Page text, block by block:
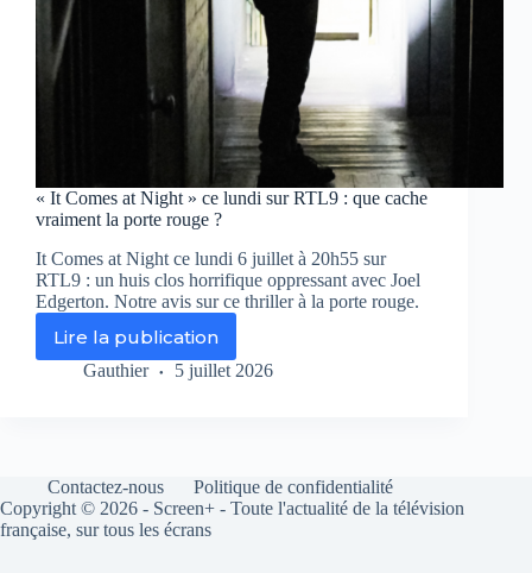
« It Comes at Night » ce lundi sur RTL9 : que cache
vraiment la porte rouge ?
It Comes at Night ce lundi 6 juillet à 20h55 sur
RTL9 : un huis clos horrifique oppressant avec Joel
Edgerton. Notre avis sur ce thriller à la porte rouge.
Lire la publication
«
It
ce
lundi
sur
Gauthier 5 juillet 2026
Contactez-nous
Politique de confidentialité
Copyright © 2026 - Screen+ - Toute l'actualité de la télévision
française, sur tous les écrans